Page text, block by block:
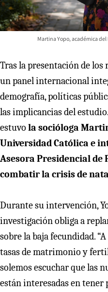
Martina Yopo, académica
Tras la presentación de
un panel internacional
demografía, políticas
las implicancias del
estuvo la socióloga
Universidad Católica e
Asesora Presidencial de
combatir la crisis de
Durante su intervención,
investigación obliga a
sobre la baja fecundidad.
tasas de matrimonio y
solemos escuchar que las
están interesadas en tener